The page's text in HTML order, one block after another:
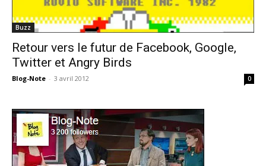
Buzz
Retour vers le futur de Facebook, Google,
Twitter et Angry Birds
Blog-Note - 3 avril 2012 0